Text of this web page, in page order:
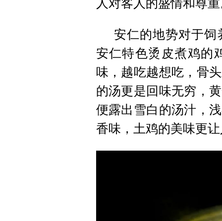
人对客人的盛情和尊
安仁的地势对于
安仁特色烫皮煮鸡的
味，越吃越想吃，骨
的汤更是回味无穷，
便露出雪白的汤汁，
香味，土鸡的美味更